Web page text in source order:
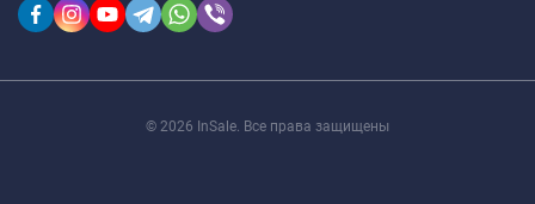
© 2026 InSale. Все права защищены